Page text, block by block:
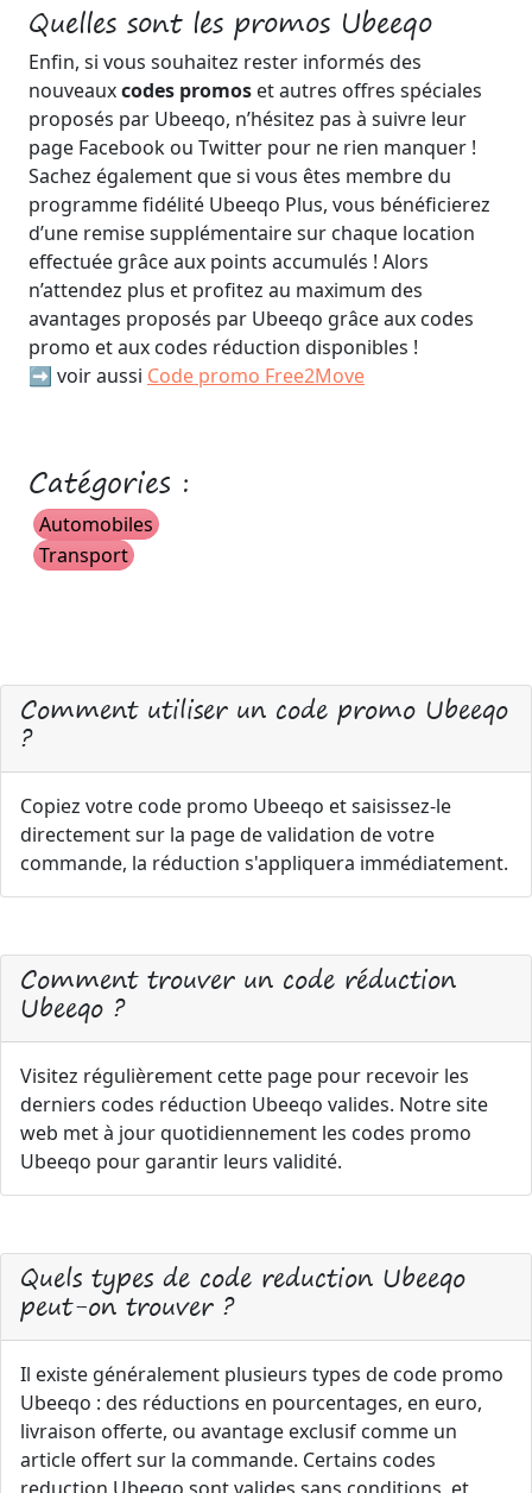
Quelles sont les promos Ubeeqo
Enfin, si vous souhaitez rester informés des
nouveauxcodes promos et autres offres spéciales
proposés par Ubeeqo, n’hésitez pas à suivre leur
page Facebook ou Twitter pour ne rien manquer !
Sachez également que si vous êtes membre du
programme fidélité Ubeeqo Plus, vous bénéficierez
d’une remise supplémentaire sur chaque location
effectuée grâce aux points accumulés ! Alors
n’attendez plus et profitez au maximum des
avantages proposés par Ubeeqo grâce aux codes
promo et aux codes réduction disponibles !
➡️ voir aussi Code promo Free2Move
Catégories :
Automobiles
Transport
Comment utiliser un code promo Ubeeqo
?
Copiez votre code promo Ubeeqo et saisissez-le
directement sur la page de validation de votre
commande, la réduction s'appliquera immédiatement.
Comment trouver un code réduction
Ubeeqo ?
Visitez régulièrement cette page pour recevoir les
derniers codes réduction Ubeeqo valides. Notre site
web met à jour quotidiennement les codes promo
Ubeeqo pour garantir leurs validité.
Quels types de code reduction Ubeeqo
peut-on trouver ?
Il existe généralement plusieurs types de code promo
Ubeeqo : des réductions en pourcentages, en euro,
livraison offerte, ou avantage exclusif comme un
article offert sur la commande. Certains codes